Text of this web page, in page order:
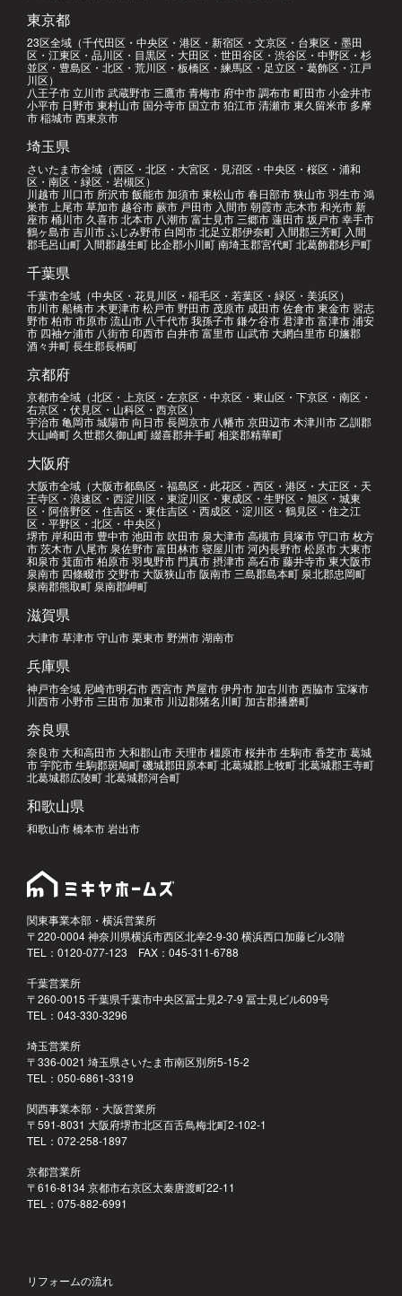
東京都
23区全域（千代田区・中央区・港区・新宿区・文京区・台東区・墨田
区・江東区・品川区・目黒区・大田区・世田谷区・渋谷区・中野区・杉
並区・豊島区・北区・荒川区・板橋区・練馬区・足立区・葛飾区・江戸
川区）
八王子市 立川市 武蔵野市 三鷹市 青梅市 府中市 調布市 町田市 小金井市
小平市 日野市 東村山市 国分寺市 国立市 狛江市 清瀬市 東久留米市 多摩
市 稲城市 西東京市
埼玉県
さいたま市全域（西区・北区・大宮区・見沼区・中央区・桜区・浦和
区・南区・緑区・岩槻区）
川越市 川口市 所沢市 飯能市 加須市 東松山市 春日部市 狭山市 羽生市 鴻
巣市 上尾市 草加市 越谷市 蕨市 戸田市 入間市 朝霞市 志木市 和光市 新
座市 桶川市 久喜市 北本市 八潮市 富士見市 三郷市 蓮田市 坂戸市 幸手市
鶴ヶ島市 吉川市 ふじみ野市 白岡市 北足立郡伊奈町 入間郡三芳町 入間
郡毛呂山町 入間郡越生町 比企郡小川町 南埼玉郡宮代町 北葛飾郡杉戸町
千葉県
千葉市全域（中央区・花見川区・稲毛区・若葉区・緑区・美浜区）
市川市 船橋市 木更津市 松戸市 野田市 茂原市 成田市 佐倉市 東金市 習志
野市 柏市 市原市 流山市 八千代市 我孫子市 鎌ケ谷市 君津市 富津市 浦安
市 四袖ケ浦市 八街市 印西市 白井市 富里市 山武市 大網白里市 印旛郡
酒々井町 長生郡長柄町
京都府
京都市全域（北区・上京区・左京区・中京区・東山区・下京区・南区・
右京区・伏見区・山科区・西京区）
宇治市 亀岡市 城陽市 向日市 長岡京市 八幡市 京田辺市 木津川市 乙訓郡
大山崎町 久世郡久御山町 綴喜郡井手町 相楽郡精華町
大阪府
大阪市全域（大阪市都島区・福島区・此花区・西区・港区・大正区・天
王寺区・浪速区・西淀川区・東淀川区・東成区・生野区・旭区・城東
区・阿倍野区・住吉区・東住吉区・西成区・淀川区・鶴見区・住之江
区・平野区・北区・中央区）
堺市 岸和田市 豊中市 池田市 吹田市 泉大津市 高槻市 貝塚市 守口市 枚方
市 茨木市 八尾市 泉佐野市 富田林市 寝屋川市 河内長野市 松原市 大東市
和泉市 箕面市 柏原市 羽曳野市 門真市 摂津市 高石市 藤井寺市 東大阪市
泉南市 四條畷市 交野市 大阪狭山市 阪南市 三島郡島本町 泉北郡忠岡町
泉南郡熊取町 泉南郡岬町
滋賀県
大津市 草津市 守山市 栗東市 野洲市 湖南市
兵庫県
神戸市全域 尼崎市明石市 西宮市 芦屋市 伊丹市 加古川市 西脇市 宝塚市
川西市 小野市 三田市 加東市 川辺郡猪名川町 加古郡播磨町
奈良県
奈良市 大和高田市 大和郡山市 天理市 橿原市 桜井市 生駒市 香芝市 葛城
市 宇陀市 生駒郡斑鳩町 磯城郡田原本町 北葛城郡上牧町 北葛城郡王寺町
北葛城郡広陵町 北葛城郡河合町
和歌山県
和歌山市 橋本市 岩出市
関東事業本部・横浜営業所
〒220-0004 神奈川県横浜市西区北幸2-9-30 横浜西口加藤ビル3階
TEL：0120-077-123 FAX：045-311-6788
千葉営業所
〒260-0015 千葉県千葉市中央区冨士見2-7-9 冨士見ビル609号
TEL：043-330-3296
埼玉営業所
〒336-0021 埼玉県さいたま市南区別所5-15-2
TEL：050-6861-3319
関西事業本部・大阪営業所
〒591-8031 大阪府堺市北区百舌鳥梅北町2-102-1
TEL：072-258-1897
京都営業所
〒616-8134 京都市右京区太秦唐渡町22-11
TEL：075-882-6991
リフォームの流れ